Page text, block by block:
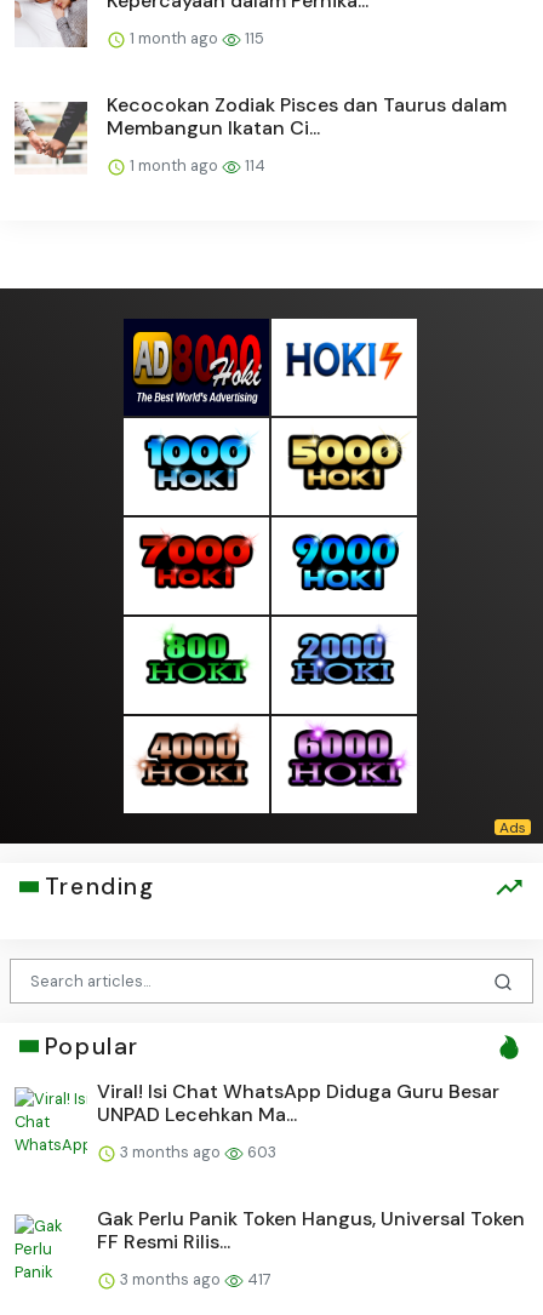
1 month ago 115
Kecocokan Zodiak Pisces dan Taurus dalam
Membangun Ikatan Ci...
1 month ago 114
Trending
Popular
Viral! Isi Chat WhatsApp Diduga Guru Besar
UNPAD Lecehkan Ma...
3 months ago 603
Gak Perlu Panik Token Hangus, Universal Token
FF Resmi Rilis...
3 months ago 417